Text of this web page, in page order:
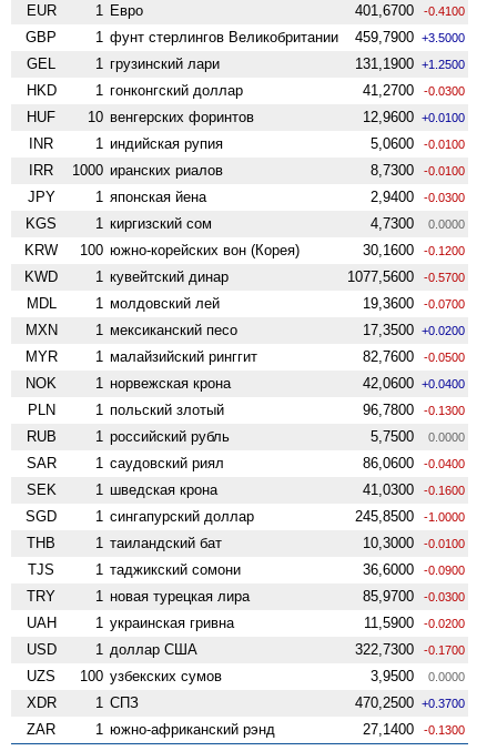
EUR 1 Евро 401,6700 -0.4100
GBP 1 фунт стерлингов Велико­британии 459,7900 +3.5000
GEL 1 грузинский лари 131,1900 +1.2500
HKD 1 гонконгский доллар 41,2700 -0.0300
HUF 10 венгерских форинтов 12,9600 +0.0100
INR 1 индийская рупия 5,0600 -0.0100
IRR 1000 иранских риалов 8,7300 -0.0100
JPY 1 японская йена 2,9400 -0.0300
KGS 1 киргизский сом 4,7300 0.0000
KRW 100 южно-корейских вон (Корея) 30,1600 -0.1200
KWD 1 кувейтский динар 1077,5600 -0.5700
MDL 1 молдовский лей 19,3600 -0.0700
MXN 1 мексиканский песо 17,3500 +0.0200
MYR 1 малайзийский ринггит 82,7600 -0.0500
NOK 1 норвежская крона 42,0600 +0.0400
PLN 1 польский злотый 96,7800 -0.1300
RUB 1 российский рубль 5,7500 0.0000
SAR 1 саудовский риял 86,0600 -0.0400
SEK 1 шведская крона 41,0300 -0.1600
SGD 1 сингапурский доллар 245,8500 -1.0000
THB 1 таиландский бат 10,3000 -0.0100
TJS 1 таджикский сомони 36,6000 -0.0900
TRY 1 новая турецкая лира 85,9700 -0.0300
UAH 1 украинская гривна 11,5900 -0.0200
USD 1 доллар США 322,7300 -0.1700
UZS 100 узбекских сумов 3,9500 0.0000
XDR 1 СПЗ 470,2500 +0.3700
ZAR 1 южно-африканский рэнд 27,1400 -0.1300